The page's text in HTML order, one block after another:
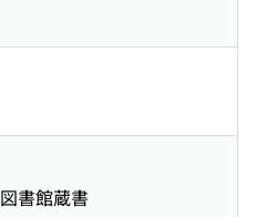
書館蔵書